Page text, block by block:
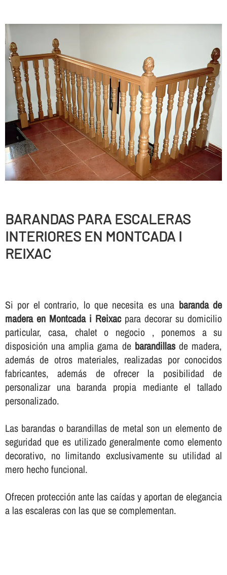
BARANDAS PARA ESCALERAS
INTERIORES EN MONTCADA I
REIXAC
Si por el contrario, lo que necesita es una baranda de
madera en Montcada i Reixacpara decorar su domicilio
particular, casa, chalet o negocio , ponemos a su
disposición una amplia gama de barandillasde madera,
además de otros materiales, realizadas por conocidos
fabricantes, además de ofrecer la posibilidad de
personalizar una baranda propia mediante el tallado
personalizado.
Las barandas o barandillas de metal son un elemento de
seguridad que es utilizado generalmente como elemento
decorativo, no limitando exclusivamente su utilidad al
mero hecho funcional.
Ofrecen protección ante las caí­das y aportan de elegancia
a las escaleras con las que se complementan.